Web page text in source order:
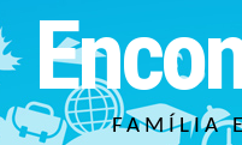
FAMÍLIA